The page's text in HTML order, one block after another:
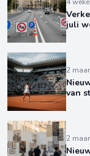
juli
2
van
2